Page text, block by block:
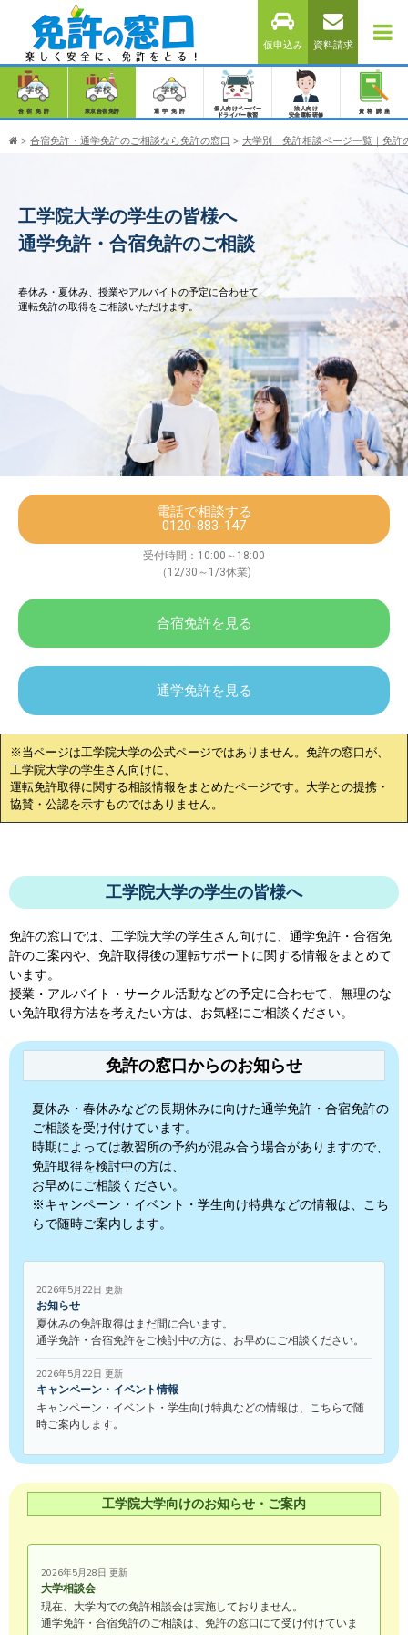
仮申込み 資料請求
合宿免許 東京合宿免許 通学免許
個人向けペーパー
ドライバー教習
法人向け
安全運転研修
資格講座
> 合宿免許・通学免許のご相談なら免許の窓口 > 大学別 免許相談ページ一覧｜免許
工学院大学の学生の皆様へ
通学免許・合宿免許のご相談
春休み・夏休み、授業やアルバイトの予定に合わせて
運転免許の取得をご相談いただけます。
電話で相談する
0120-883-147
受付時間：10:00～18:00
（12/30～1/3休業)
合宿免許を見る
通学免許を見る
※当ページは工学院大学の公式ページではありません。免許の窓口が、
工学院大学の学生さん向けに、
運転免許取得に関する相談情報をまとめたページです。大学との提携・
協賛・公認を示すものではありません。
工学院大学の学生の皆様へ
免許の窓口では、 工学院大学の学生さん向けに、通学免許・合宿免
許のご案内や、免許取得後の運転サポートに関する情報をまとめて
います。
授業・アルバイト・サークル活動などの予定に合わせて、無理のな
い免許取得方法を考えたい方は、お気軽にご相談ください。
免許の窓口からのお知らせ
夏休み・春休みなどの長期休みに向けた通学免許・合宿免許の
ご相談を受け付けています。
時期によっては教習所の予約が混み合う場合がありますので、
免許取得を検討中の方は、
お早めにご相談ください。
※キャンペーン・イベント・学生向け特典などの情報は、こち
らで随時ご案内します。
2026年5月22日 更新
お知らせ
夏休みの免許取得はまだ間に合います。
通学免許・合宿免許をご検討中の方は、お早めにご相談ください。
2026年5月22日 更新
キャンペーン・イベント情報
キャンペーン・イベント・学生向け特典などの情報は、こちらで随
時ご案内します。
工学院大学向けのお知らせ・ご案内
2026年5月28日 更新
大学相談会
現在、大学内での免許相談会は実施しておりません。
通学免許・合宿免許のご相談は、免許の窓口にて受け付けていま